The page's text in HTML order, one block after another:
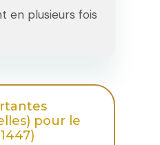
en plusieurs fois
pour le